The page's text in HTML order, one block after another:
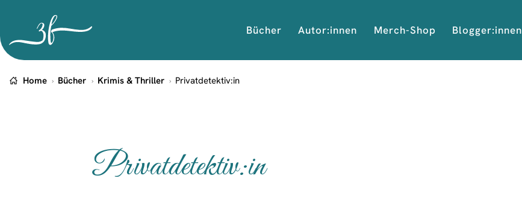
Bücher Autor:innen Merch-Shop Blogger:innen
Home Bücher Krimis & Thriller Privatdetektiv:in
Privatdetektiv:in